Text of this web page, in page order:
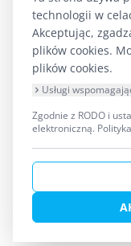
Replied by
na spływ
Najlepiej
okolicy, bo
kajakowy ma
spędzić
szlaku na
technologii w
Akceptując,
plików cookies.
plików cookies.
Usługi
Zgodnie z RODO i
elektroniczną.